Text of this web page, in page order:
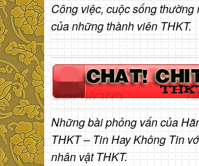
Công việc, cuộc sống thường
của những thành viên THKT.
Những bài phỏng vấn của
THKT – Tin Hay Không Tin
nhân vật THKT.